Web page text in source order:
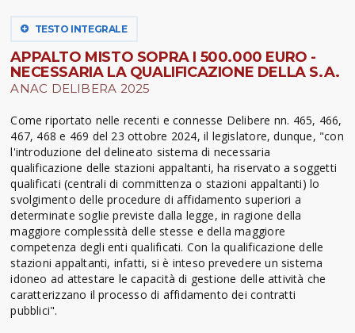
TESTO INTEGRALE
APPALTO MISTO SOPRA I 500.000 EURO -
NECESSARIA LA QUALIFICAZIONE DELLA S.A.
ANAC DELIBERA 2025
Come riportato nelle recenti e connesse Delibere nn. 465, 466,
467, 468 e 469 del 23 ottobre 2024, il legislatore, dunque, "con
l'introduzione del delineato sistema di necessaria
qualificazione delle stazioni appaltanti, ha riservato a soggetti
qualificati (centrali di committenza o stazioni appaltanti) lo
svolgimento delle procedure di affidamento superiori a
determinate soglie previste dalla legge, in ragione della
maggiore complessità delle stesse e della maggiore
competenza degli enti qualificati. Con la qualificazione delle
stazioni appaltanti, infatti, si è inteso prevedere un sistema
idoneo ad attestare le capacità di gestione delle attività che
caratterizzano il processo di affidamento dei contratti
pubblici".